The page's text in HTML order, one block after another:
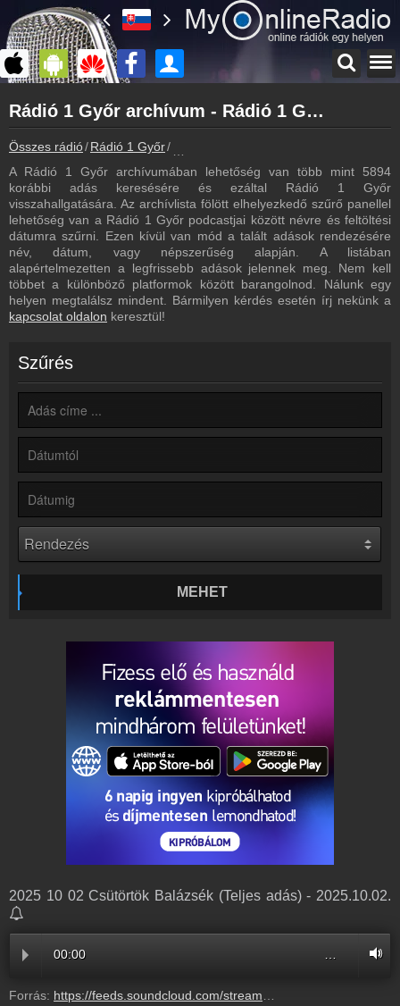
myonlineradio.hu
Rádió 1 Győr
Vissza a Rádió 1 Győr oldalára
Bejelentkezés
Hozz létre saját fiókot!
Most szól
Tudd meg mi szólt eddig
Frekvenciák
Rádió 1 Győr frekvencia
Műsorújság
Webkamera
Rádió 1 Győr webkamera, élőkép
Hírek
Rádió 1 Győr kapcsolatos hírek
Írj nekünk!
Rádiós partnerek
Rádió beágyazás
Ágyazd be weboldaladba
Rádió 1 Győr archívum - Rádió 1 Győr podcasts - Rádió 1 Győr visszahallgatás
Összes rádió Rádió 1 Győr
A Rádió 1 Győr archívumában lehetőség van több mint 5894
korábbi adás keresésére és ezáltal Rádió 1 Győr
visszahallgatására. Az archívlista fölött elhelyezkedő szűrő panellel
lehetőség van a Rádió 1 Győr podcastjai között névre és feltöltési
dátumra szűrni. Ezen kívül van mód a talált adások rendezésére
név, dátum, vagy népszerűség alapján. A listában
alapértelmezetten a legfrissebb adások jelennek meg. Nem kell
többet a különböző platformok között barangolnod. Nálunk egy
helyen megtalálsz mindent. Bármilyen kérdés esetén írj nekünk a
kapcsolat oldalon keresztül!
Szűrés
MEHET
2025 10 02 Csütörtök Balázsék (Teljes adás) - 2025.10.02.
00:00
Forrás: https://feeds.soundcloud.com/stream/2180561011-balazsek-2025-10-02-csutortok-balazsek-teljes-adas.mp3